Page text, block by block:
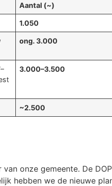
Aantal (~)
1.050
ong. 3.000
3.000–3.500
~2.500
onze gemeente. De
hebben we de nieuwe